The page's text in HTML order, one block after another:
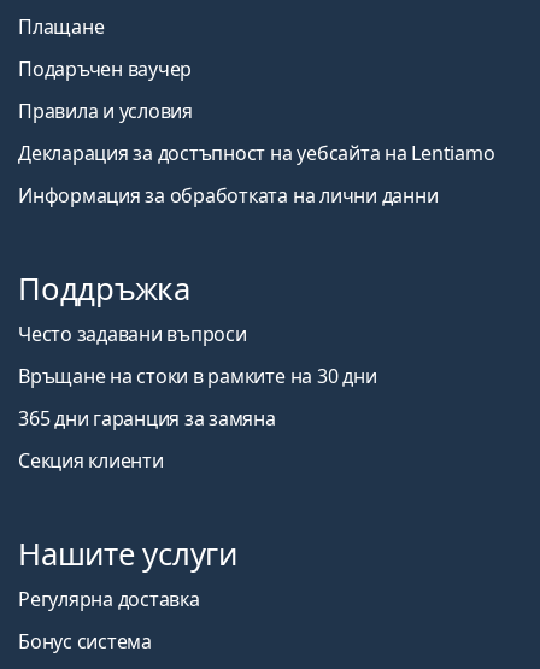
Плащане
Подаръчен ваучер
Правила и условия
Декларация за достъпност на уебсайта на Lentiamo
Информация за обработката на лични данни
Поддръжка
Често задавани въпроси
Връщане на стоки в рамките на 30 дни
365 дни гаранция за замяна
Секция клиенти
Нашите услуги
Регулярна доставка
Бонус система